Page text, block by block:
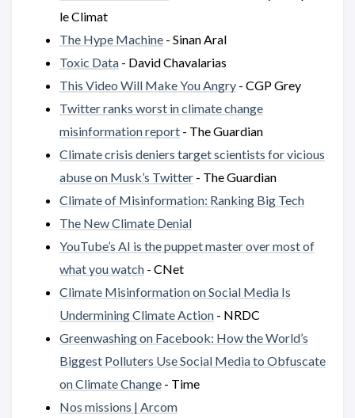
le Climat
The Hype Machine - Sinan Aral
Toxic Data - David Chavalarias
This Video Will Make You Angry - CGP Grey
Twitter ranks worst in climate change
misinformation report - The Guardian
Climate crisis deniers target scientists for vicious
abuse on Musk’s Twitter - The Guardian
Climate of Misinformation: Ranking Big Tech
The New Climate Denial
YouTube’s AI is the puppet master over most of
what you watch - CNet
Climate Misinformation on Social Media Is
Undermining Climate Action - NRDC
Greenwashing on Facebook: How the World’s
Biggest Polluters Use Social Media to Obfuscate
on Climate Change - Time
Nos missions | Arcom